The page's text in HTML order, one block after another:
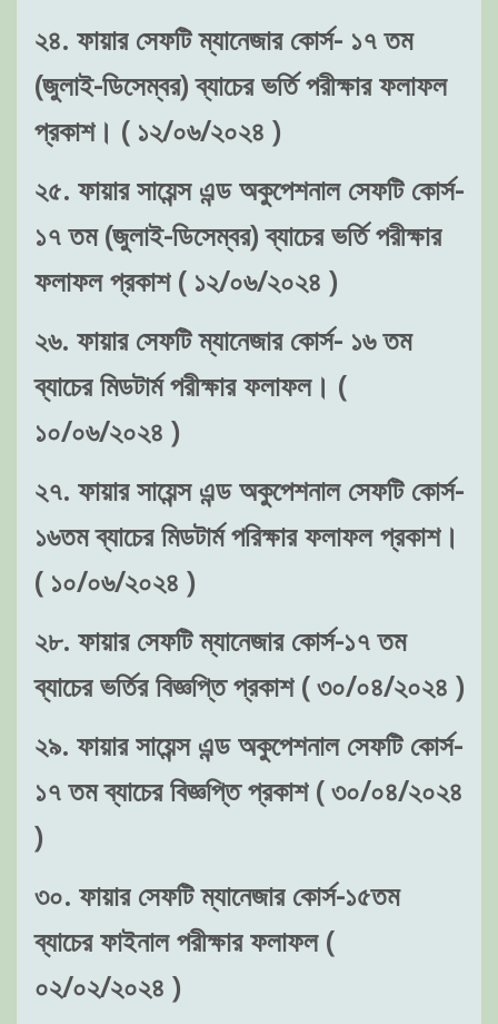
২৪. ফায়ার সেফটি ম্যানেজার কোর্স- ১৭ তম
(জুলাই-ডিসেম্বর) ব্যাচের ভর্তি পরীক্ষার ফলাফল
প্রকাশ। ( ১২/০৬/২০২৪ )
২৫. ফায়ার সায়েন্স এন্ড অকুপেশনাল সেফটি কোর্স-
১৭ তম (জুলাই-ডিসেম্বর) ব্যাচের ভর্তি পরীক্ষার
ফলাফল প্রকাশ ( ১২/০৬/২০২৪ )
২৬. ফায়ার সেফটি ম্যানেজার কোর্স- ১৬ তম
ব্যাচের মিডটার্ম পরীক্ষার ফলাফল। (
১০/০৬/২০২৪ )
২৭. ফায়ার সায়েন্স এন্ড অকুপেশনাল সেফটি কোর্স-
১৬তম ব্যাচের মিডটার্ম পরিক্ষার ফলাফল প্রকাশ।
( ১০/০৬/২০২৪ )
২৮. ফায়ার সেফটি ম্যানেজার কোর্স-১৭ তম
ব্যাচের ভর্তির বিজ্ঞপ্তি প্রকাশ ( ৩০/০৪/২০২৪ )
২৯. ফায়ার সায়েন্স এন্ড অকুপেশনাল সেফটি কোর্স-
১৭ তম ব্যাচের বিজ্ঞপ্তি প্রকাশ ( ৩০/০৪/২০২৪
)
৩০. ফায়ার সেফটি ম্যানেজার কোর্স-১৫তম
ব্যাচের ফাইনাল পরীক্ষার ফলাফল (
০২/০২/২০২৪ )